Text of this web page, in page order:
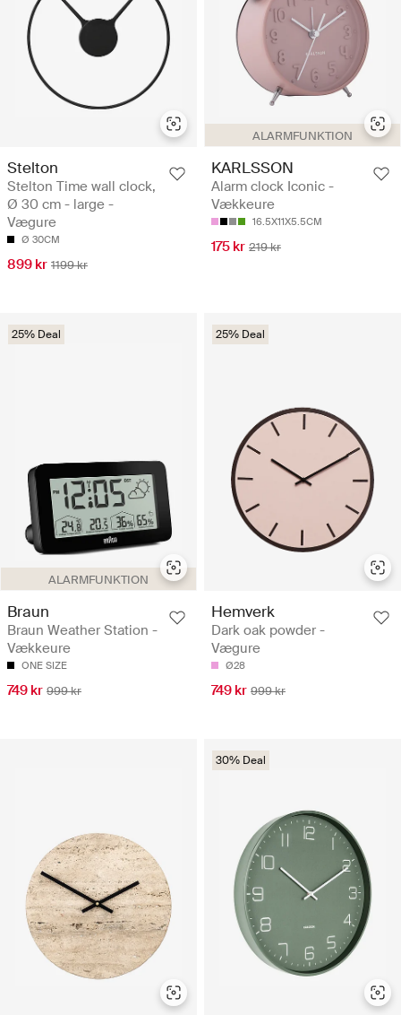
Stelton
Stelton Time wall clock,
Ø 30 cm - large -
Vægure
Ø 30CM
899 kr 1199 kr
ALARMFUNKTION
KARLSSON
Alarm clock Iconic -
Vækkeure
16.5X11X5.5CM
175 kr 219 kr
ALARMFUNKTION
25% Deal
Braun
Braun Weather Station -
Vækkeure
ONE SIZE
749 kr 999 kr
25% Deal
Hemverk
Dark oak powder -
Vægure
Ø28
749 kr 999 kr
30% Deal